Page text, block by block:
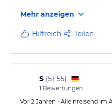
Mehr anzeigen
Hilfreich Teilen
S (51-55)
1 Bewertungen
Vor 2 Jahren • Alleinreisend im